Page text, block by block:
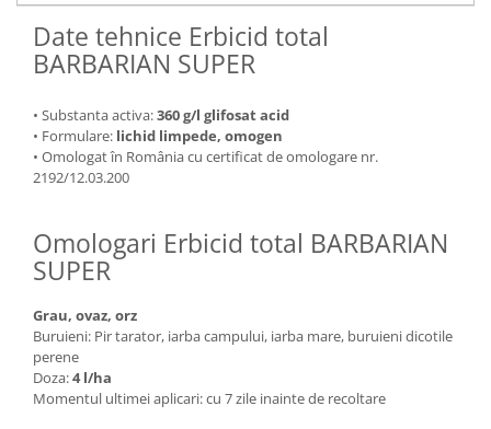
Date tehnice Erbicid total
BARBARIAN SUPER
• Substanta activa:360 g/l glifosat acid
• Formulare: lichid limpede, omogen
• Omologat în România cu certificat de omologare nr.
2192/12.03.200
Omologari Erbicid total BARBARIAN
SUPER
Grau, ovaz, orz
Buruieni: Pir tarator, iarba campului, iarba mare, buruieni dicotile
perene
Doza:4 l/ha
Momentul ultimei aplicari: cu 7 zile inainte de recoltare